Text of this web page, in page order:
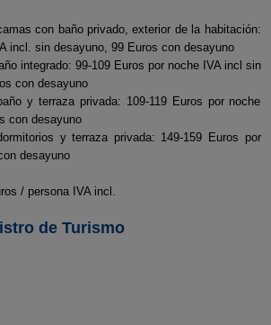
con baño privado, exterior de la habitación:
incl. sin desayuno, 99 Euros con desayuno
integrado: 99-109 Euros por noche IVA incl sin
con desayuno
y terraza privada: 109-119 Euros por noche
con desayuno
y terraza privada: 149-159 Euros por
desayuno
/ persona IVA incl.
de Turismo